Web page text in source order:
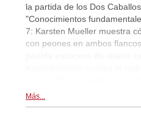
la partida de los Dos
"Conocimientos
7: Karsten Mueller muestra
con peones en ambos
Más...